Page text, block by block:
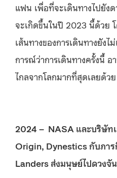
แฟน เพื่อที่จะเดินทางไปยัง
จะเกิดขึ้นในปี 2023 นี้ด้วย
เส้นทางของการเดินทางยัง
การณ์ว่าการเดินทางครั้งนี้
ไกลจากโลกมากที่สุดเลยด้วย
2024 – NASA และบริษัท
Origin, Dynestics กับภา
Landers ส่งมนุษย์ไปดวงจั